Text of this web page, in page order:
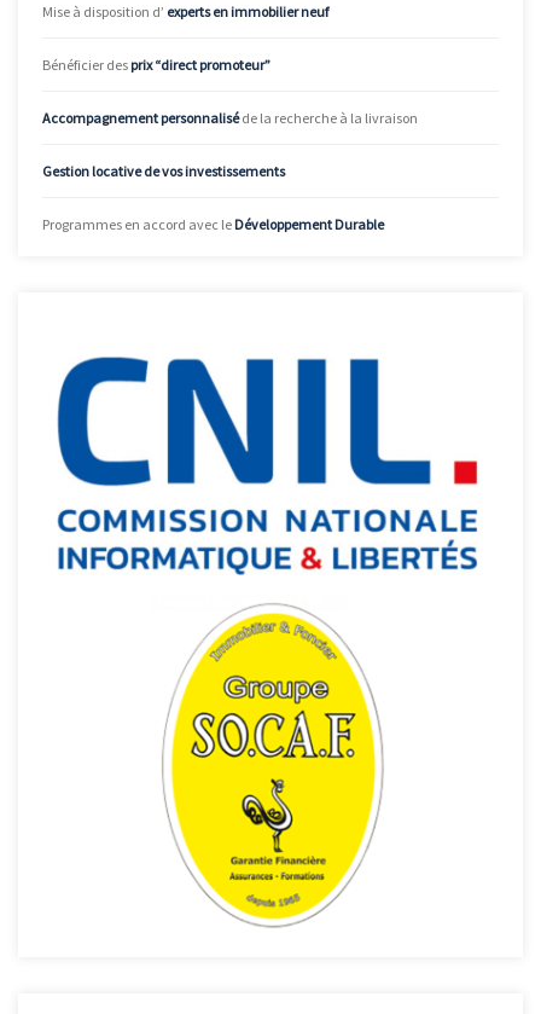
Mise à disposition d’ experts en immobilier neuf
Bénéficier des prix “direct promoteur”
Accompagnement personnaliséde la recherche à la livraison
Gestion locative de vos investissements
Programmes en accord avec le Développement Durable